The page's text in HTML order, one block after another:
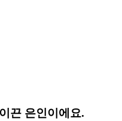
끈 은인이에요.